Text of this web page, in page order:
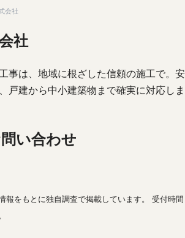
会社
社
事は、地域に根ざした信頼の施工で。安
戸建から中小建築物まで確実に対応しま
い合わせ
報をもとに独自調査で掲載しています。 受付時間